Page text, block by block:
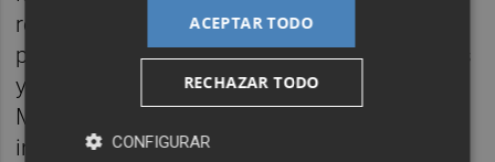
realistas y la inclusión de las obras en los
presupuestos del Estado. "Reiteramos todas
y cada una de las obras pendientes del
Ministerio en nuestra ciudad: la protección
integral de Les Goles, la creación de una
ACEPTAR TODO
RECHAZAR TODO
CONFIGURAR